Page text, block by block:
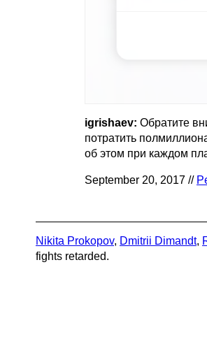
igrishaev: Обратите
потратить
об этом при каждом
September 20, 2017 //
Nikita Prokopov, Dmitrii Dimandt,
fights retarded.